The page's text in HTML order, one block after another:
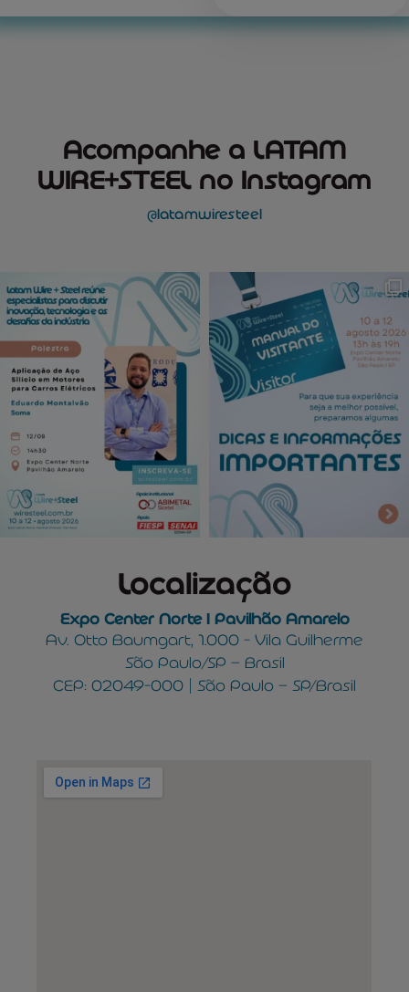
Acompanhe a LATAM
WIRE+STEEL no Instagram
@latamwiresteel
Localização
Expo Center Norte I Pavilhão Amarelo
Av. Otto Baumgart, 1.000 - Vila Guilherme
São Paulo/SP – Brasil
CEP: 02049-000 | São Paulo – SP/Brasil